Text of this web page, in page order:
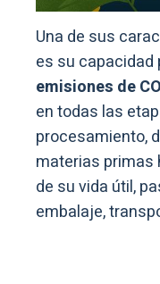
Una de sus
es su capacidad
emisiones de
en todas las
procesamiento,
materias primas
de su vida útil,
embalaje,